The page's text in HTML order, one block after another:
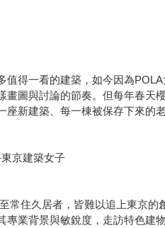
值得一看的建築，如今因為
圖與討論的節奏。但每年春
新建築、每一棟被保存下來
京建築女子
常住久居者，皆難以追上東京
業背景與敏銳度，走訪特色